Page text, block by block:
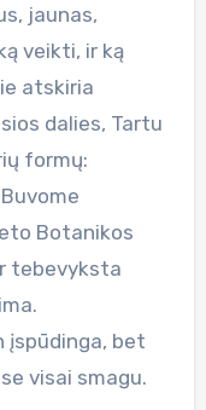
jaunas,
veikti, ir ką
atskiria
dalies, Tartu
formų:
Botanikos
tebevyksta
įspūdinga, bet
visai smagu.